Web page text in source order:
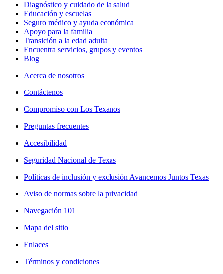
Diagnóstico y cuidado de la salud
Educación y escuelas
Seguro médico y ayuda económica
Apoyo para la familia
Transición a la edad adulta
Encuentra servicios, grupos y eventos
Blog
Acerca de nosotros
Contáctenos
Compromiso con Los Texanos
Preguntas frecuentes
Accesibilidad
Seguridad Nacional de Texas
Políticas de inclusión y exclusión Avancemos Juntos Texas
Aviso de normas sobre la privacidad
Navegación 101
Mapa del sitio
Enlaces
Términos y condiciones